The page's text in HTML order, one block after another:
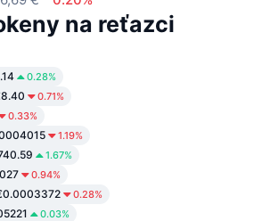
na reťazci
0.28%
0.71%
0.33%
1.19%
1.67%
0.94%
0.28%
0.03%